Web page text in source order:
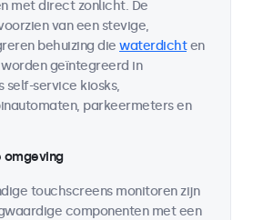
met direct zonlicht. De
van een stevige,
behuizing die waterdichten
worden geïntegreerd in
self-service kiosks,
parkeermeters en
omgeving
touchscreens monitoren zijn
componenten met een